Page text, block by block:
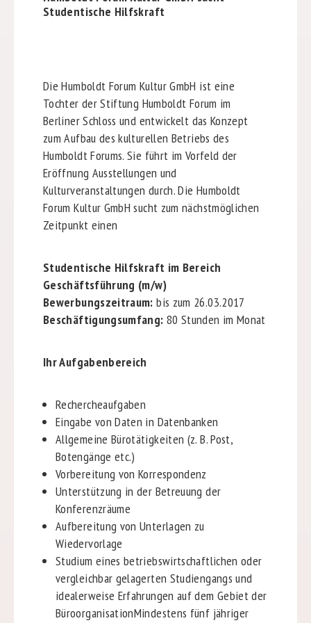
Studentische Hilfskraft
Die Humboldt Forum Kultur GmbH ist eine
Tochter der Stiftung Humboldt Forum im
Berliner Schloss und entwickelt das Konzept
zum Aufbau des kulturellen Betriebs des
Humboldt Forums. Sie führt im Vorfeld der
Eröffnung Ausstellungen und
Kulturveranstaltungen durch. Die Humboldt
Forum Kultur GmbH sucht zum nächstmöglichen
Zeitpunkt einen
Studentische Hilfskraft im Bereich
Geschäftsführung (m/w)
Bewerbungszeitraum:bis zum 26.03.2017
Beschäftigungsumfang: 80 Stunden im Monat
Ihr Aufgabenbereich
Rechercheaufgaben
Eingabe von Daten in Datenbanken
Allgemeine Bürotätigkeiten (z. B. Post,
Botengänge etc.)
Vorbereitung von Korrespondenz
Unterstützung in der Betreuung der
Konferenzräume
Aufbereitung von Unterlagen zu
Wiedervorlage
Studium eines betriebswirtschaftlichen oder
vergleichbar gelagerten Studiengangs und
idealerweise Erfahrungen auf dem Gebiet der
BüroorganisationMindestens fünf jähriger